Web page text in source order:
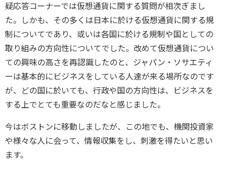
疑応答コーナーでは仮想通貨に関する質問が相次ぎまし
た。しかも、その多くは日本に於ける仮想通貨に関する規
制についてであり、或いは各国に於ける規制や国としての
取り組みの方向性についてでした。改めて仮想通貨につい
ての興味の高さを再認識したのと、ジャパン・ソサエティ
ーは基本的にビジネスをしている人達が来る場所なのです
が、どの国に於いても、行政や国の方向性は、ビジネスを
する上でとても重要なのだなと感じました。
今はボストンに移動しましたが、この地でも、機関投資家
や様々な人に会って、情報収集をし、刺激を得たいと思い
ます。